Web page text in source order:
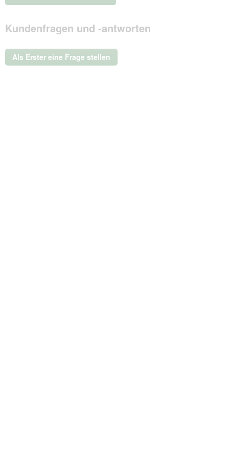
.
dieser
Aktion
ein
modales
Kundenfragen und -antworten
Als Erster eine Frage stellen